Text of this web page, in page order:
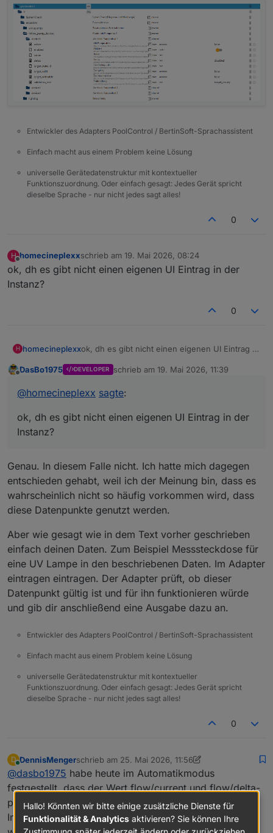
Entwickler des Adapters PoolControl / BertinSoft-Sprachassistent
Einfach macht aus einem Problem keine Lösung
universelle Gerätedatenstruktur mit kontextueller
Funktionszuordnung. Oder einfach gesagt: Jedes Gerät spricht
dieselbe Sprache - nur nicht jedes sagt alles!
0
H
Offline
homecineplexxschrieb am 19. Mai 2026, 08:24
zuletzt editiert von
ok, dh es gibt nicht einen eigenen UI Eintrag in der
Instanz?
0
H homecineplexxok, dh es gibt nicht einen eigenen UI Eintrag in
DasBo1975 DEVELOPER schrieb am 19. Mai 2026, 11:39
zuletzt editiert von
@homecineplexx sagte:
ok, dh es gibt nicht einen eigenen UI Eintrag in der
Instanz?
Genau. In diesem Falle nicht. Ich hatte mich dagegen
entschieden gehabt, weil ich der Meinung bin, dass es
wahrscheinlich nicht so häufig vorkommen wird, dass
diese Datenpunkte genutzt werden.
Aber wie gesagt wie in dem Text vorher geschrieben
einfach deinen Daten. Zum Beispiel Messsteckdose für
eine UV Lampe in den beschriebenen Daten. Im Adapter
eintragen eintragen. Der Adapter prüft, ob dieser
Datenpunkt gültig ist und für ihn funktionieren würde
und gib dir anschließend eine Ausgabe dazu an.
Entwickler des Adapters PoolControl / BertinSoft-Sprachassistent
Einfach macht aus einem Problem keine Lösung
universelle Gerätedatenstruktur mit kontextueller
Funktionszuordnung. Oder einfach gesagt: Jedes Gerät spricht
dieselbe Sprache - nur nicht jedes sagt alles!
0
D
Online
DennisMengerschrieb am 25. Mai 2026, 11:56
zuletzt editiert von DennisMenger
@dasbo1975 habe heute im Automatikmodus
festgestellt, dass der Wert flow/current und flow/delta-
per-hour nicht aktualisiert wird. Nur wenn ich in der
Instanz einmal einen anderen Sensor auswähle, dann
Hallo! Könnten wir bitte einige zusätzliche Dienste für
Funktionalität & Analytics aktivieren? Sie können Ihre